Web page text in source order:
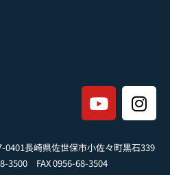
長崎県佐世保市小佐々町黒石339
3500 FAX 0956-68-3504